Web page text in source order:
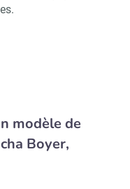
modèle de
Boyer,
Matin